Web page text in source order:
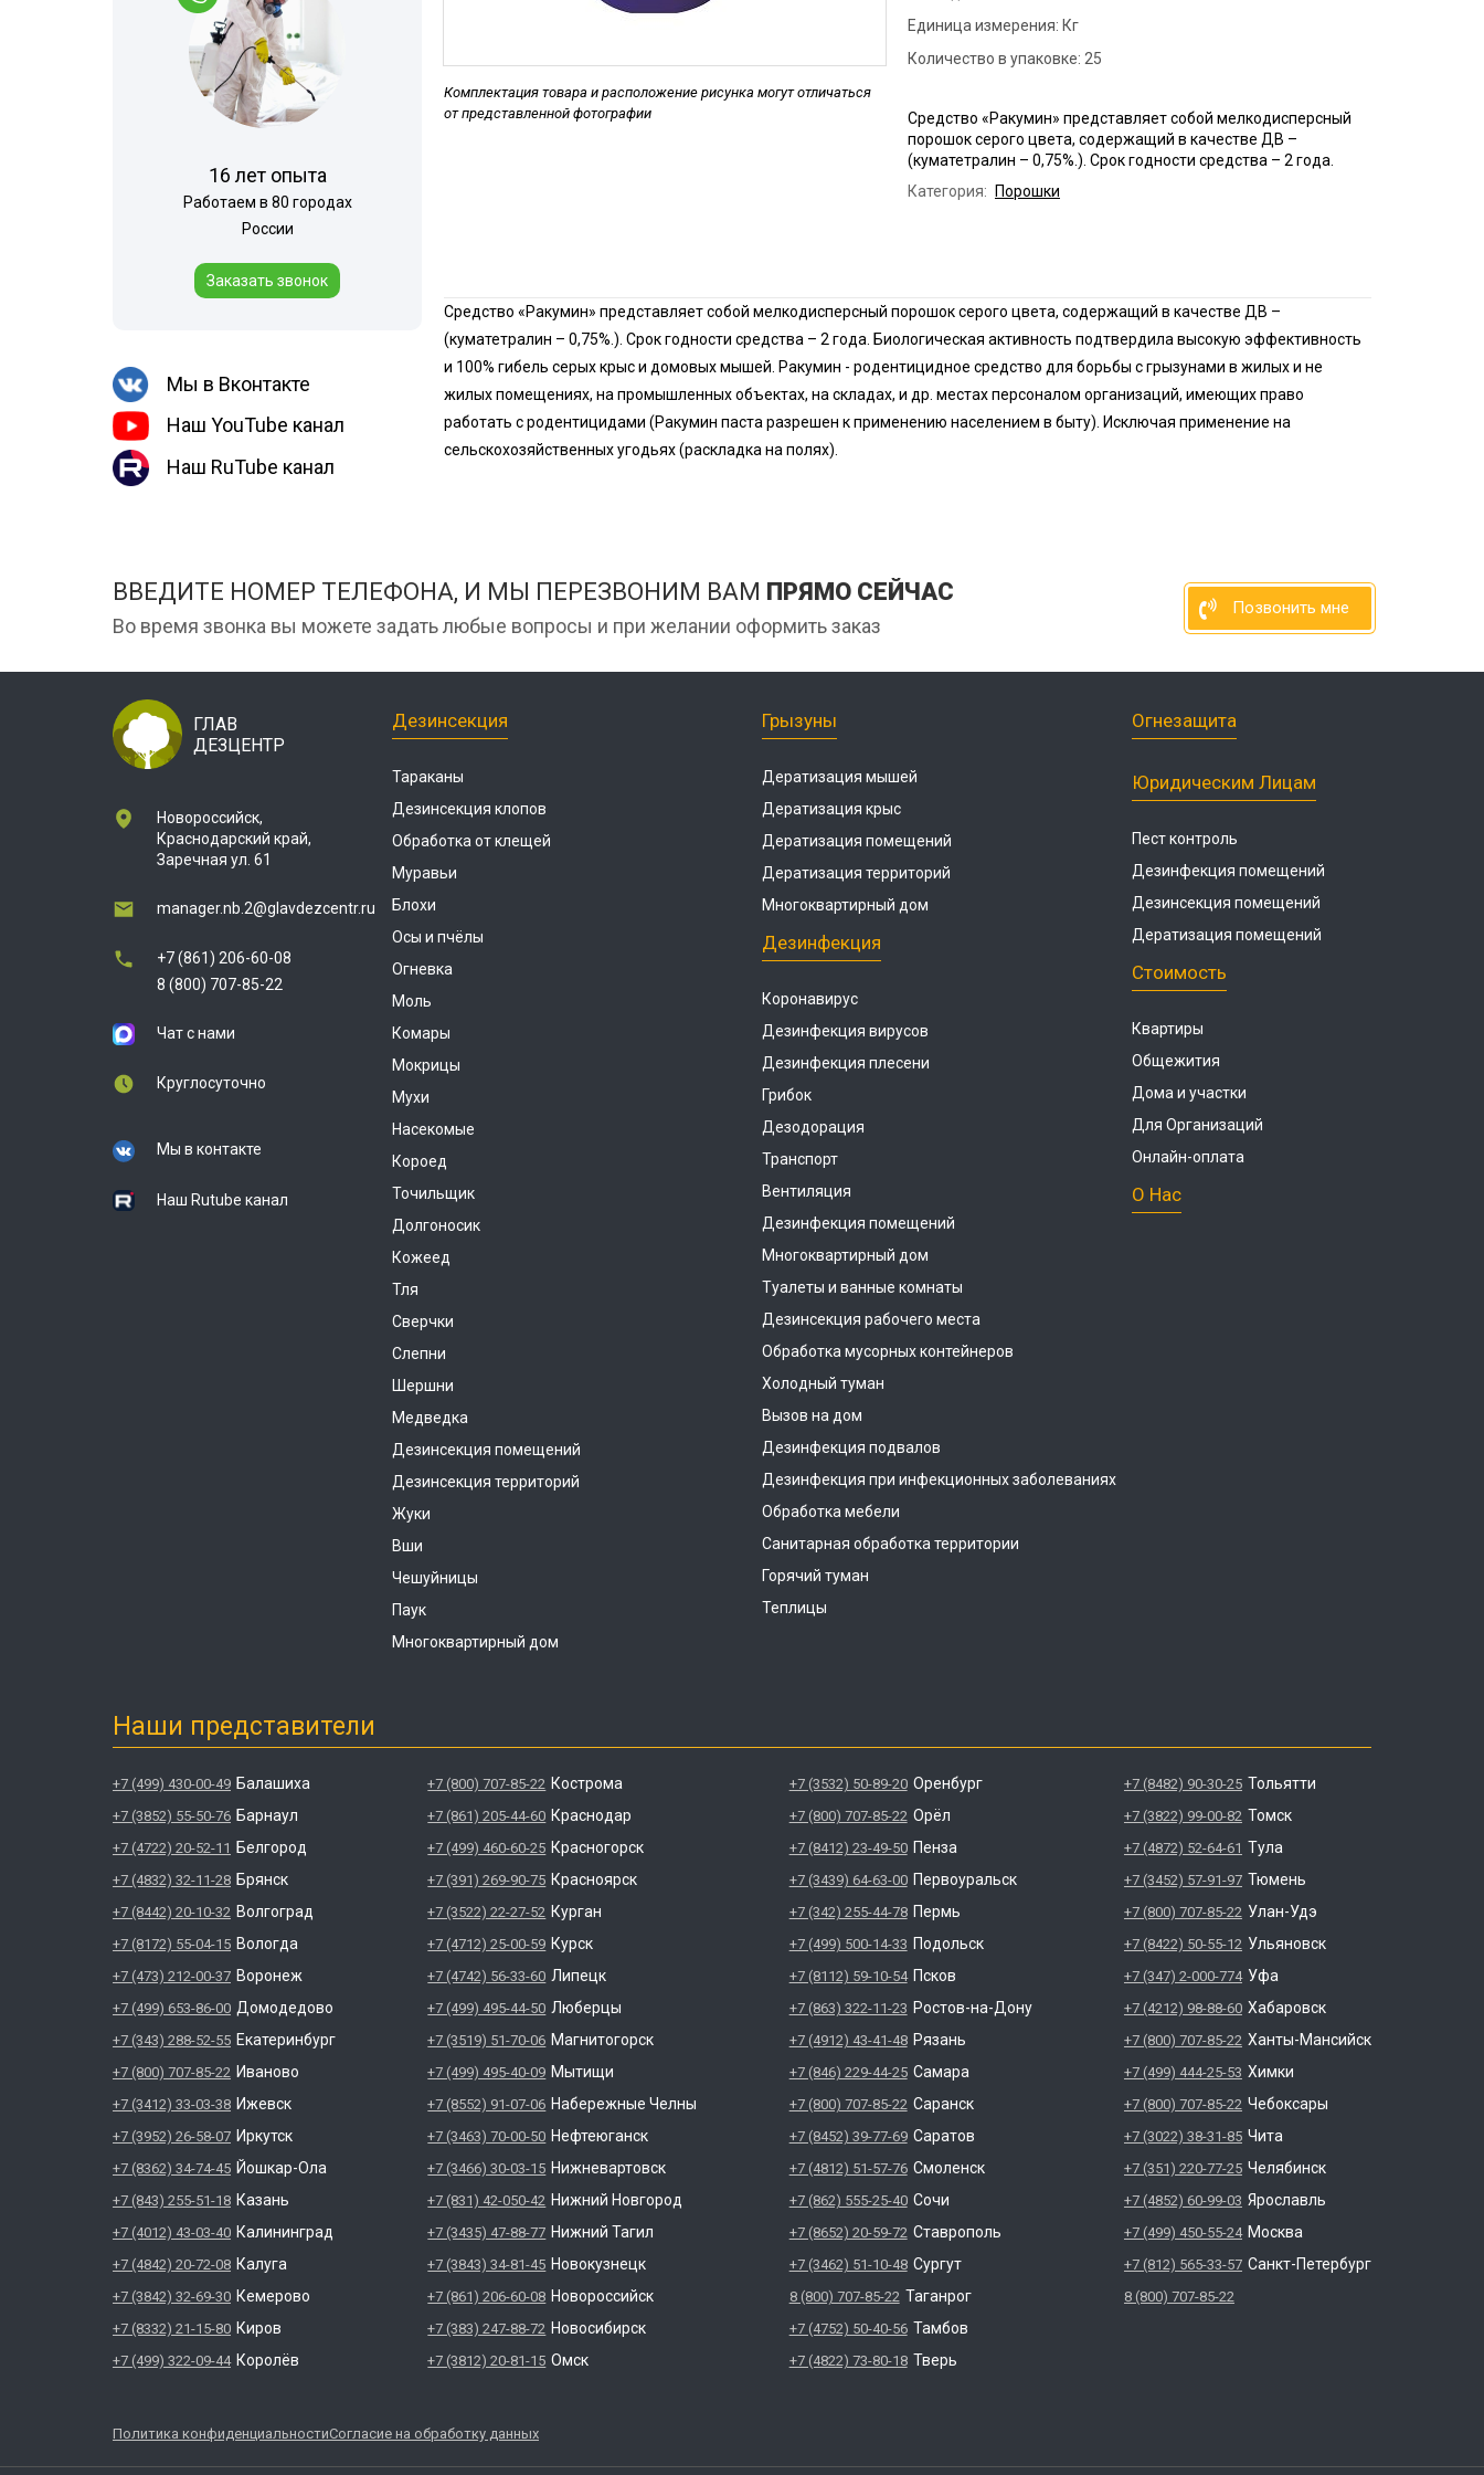
Шершни
Медведка
Дезинсекция помещений
Дезинсекция территорий
Многоквартирный дом
Дезинфекция пищевых
Дезинфекция продуктовых
магазинов
мясной промышленности
16 лет опыта
Работаем в 80 городах
России
Заказать звонок
Мы в Вконтакте
Наш YouTube канал
Наш RuTube канал
Комплектация товара и расположение рисунка могут отличаться
от представленной фотографии
Единица измерения: Кг
Количество в упаковке: 25
Средство «Ракумин» представляет собой мелкодисперсный
порошок серого цвета, содержащий в качестве ДВ –
(куматетралин – 0,75%.). Срок годности средства – 2 года.
Категория:
Порошки
Средство «Ракумин» представляет собой мелкодисперсный порошок серого цвета, содержащий в качестве ДВ –
(куматетралин – 0,75%.). Срок годности средства – 2 года. Биологическая активность подтвердила высокую эффективность
и 100% гибель серых крыс и домовых мышей. Ракумин - родентицидное средство для борьбы с грызунами в жилых и не
жилых помещениях, на промышленных объектах, на складах, и др. местах персоналом организаций, имеющих право
работать с родентицидами (Ракумин паста разрешен к применению населением в быту). Исключая применение на
сельскохозяйственных угодьях (раскладка на полях).
ВВЕДИТЕ НОМЕР ТЕЛЕФОНА, И МЫ ПЕРЕЗВОНИМ ВАМ ПРЯМО СЕЙЧАС
Во время звонка вы можете задать любые вопросы и при желании оформить заказ
Позвонить мне
ГЛАВ
ДЕЗЦЕНТР
Новороссийск,
Краснодарский край,
Заречная ул. 61
manager.nb.2@glavdezcentr.ru
+7 (861) 206-60-08
8 (800) 707-85-22
Чат с нами
Круглосуточно
Мы в контакте
Наш Rutube канал
Дезинсекция
Тараканы
Дезинсекция клопов
Обработка от клещей
Муравьи
Блохи
Осы и пчёлы
Огневка
Моль
Комары
Мокрицы
Мухи
Насекомые
Короед
Точильщик
Долгоносик
Кожеед
Тля
Сверчки
Слепни
Шершни
Медведка
Дезинсекция помещений
Дезинсекция территорий
Жуки
Вши
Чешуйницы
Паук
Многоквартирный дом
Грызуны
Дератизация мышей
Дератизация крыс
Дератизация помещений
Дератизация территорий
Многоквартирный дом
Дезинфекция
Коронавирус
Дезинфекция вирусов
Дезинфекция плесени
Грибок
Дезодорация
Транспорт
Вентиляция
Дезинфекция помещений
Многоквартирный дом
Туалеты и ванные комнаты
Дезинсекция рабочего места
Обработка мусорных контейнеров
Холодный туман
Вызов на дом
Дезинфекция подвалов
Дезинфекция при инфекционных заболеваниях
Обработка мебели
Санитарная обработка территории
Горячий туман
Теплицы
Огнезащита
Юридическим Лицам
Пест контроль
Дезинфекция помещений
Дезинсекция помещений
Дератизация помещений
Стоимость
Квартиры
Общежития
Дома и участки
Для Организаций
Онлайн-оплата
О Нас
Наши представители
+7 (499) 430-00-49 Балашиха
+7 (3852) 55-50-76 Барнаул
+7 (4722) 20-52-11 Белгород
+7 (4832) 32-11-28 Брянск
+7 (8442) 20-10-32 Волгоград
+7 (8172) 55-04-15 Вологда
+7 (473) 212-00-37 Воронеж
+7 (499) 653-86-00 Домодедово
+7 (343) 288-52-55 Екатеринбург
+7 (800) 707-85-22 Иваново
+7 (3412) 33-03-38 Ижевск
+7 (3952) 26-58-07 Иркутск
+7 (8362) 34-74-45 Йошкар-Ола
+7 (843) 255-51-18 Казань
+7 (4012) 43-03-40 Калининград
+7 (4842) 20-72-08 Калуга
+7 (3842) 32-69-30 Кемерово
+7 (8332) 21-15-80 Киров
+7 (499) 322-09-44 Королёв
+7 (800) 707-85-22 Кострома
+7 (861) 205-44-60 Краснодар
+7 (499) 460-60-25 Красногорск
+7 (391) 269-90-75 Красноярск
+7 (3522) 22-27-52 Курган
+7 (4712) 25-00-59 Курск
+7 (4742) 56-33-60 Липецк
+7 (499) 495-44-50 Люберцы
+7 (3519) 51-70-06 Магнитогорск
+7 (499) 495-40-09 Мытищи
+7 (8552) 91-07-06 Набережные Челны
+7 (3463) 70-00-50 Нефтеюганск
+7 (3466) 30-03-15 Нижневартовск
+7 (831) 42-050-42 Нижний Новгород
+7 (3435) 47-88-77 Нижний Тагил
+7 (3843) 34-81-45 Новокузнецк
+7 (861) 206-60-08 Новороссийск
+7 (383) 247-88-72 Новосибирск
+7 (3812) 20-81-15 Омск
+7 (3532) 50-89-20 Оренбург
+7 (800) 707-85-22 Орёл
+7 (8412) 23-49-50 Пенза
+7 (3439) 64-63-00 Первоуральск
+7 (342) 255-44-78 Пермь
+7 (499) 500-14-33 Подольск
+7 (8112) 59-10-54 Псков
+7 (863) 322-11-23 Ростов-на-Дону
+7 (4912) 43-41-48 Рязань
+7 (846) 229-44-25 Самара
+7 (800) 707-85-22 Саранск
+7 (8452) 39-77-69 Саратов
+7 (4812) 51-57-76 Смоленск
+7 (862) 555-25-40 Сочи
+7 (8652) 20-59-72 Ставрополь
+7 (3462) 51-10-48 Сургут
8 (800) 707-85-22 Таганрог
+7 (4752) 50-40-56 Тамбов
+7 (4822) 73-80-18 Тверь
+7 (8482) 90-30-25 Тольятти
+7 (3822) 99-00-82 Томск
+7 (4872) 52-64-61 Тула
+7 (3452) 57-91-97 Тюмень
+7 (800) 707-85-22 Улан-Удэ
+7 (8422) 50-55-12 Ульяновск
+7 (347) 2-000-774 Уфа
+7 (4212) 98-88-60 Хабаровск
+7 (800) 707-85-22 Ханты-Мансийск
+7 (499) 444-25-53 Химки
+7 (800) 707-85-22 Чебоксары
+7 (3022) 38-31-85 Чита
+7 (351) 220-77-25 Челябинск
+7 (4852) 60-99-03 Ярославль
+7 (499) 450-55-24 Москва
+7 (812) 565-33-57 Санкт-Петербург
8 (800) 707-85-22
Политика конфиденциальностиСогласие на обработку данных